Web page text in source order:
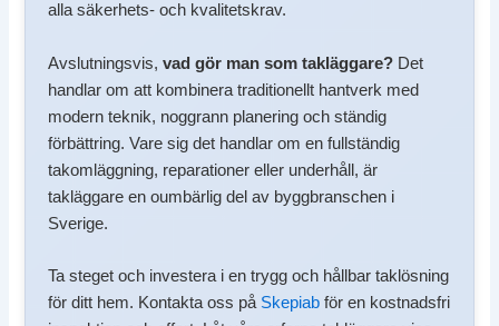
alla säkerhets- och kvalitetskrav.
Avslutningsvis,vad gör man som takläggare? Det
handlar om att kombinera traditionellt hantverk med
modern teknik, noggrann planering och ständig
förbättring. Vare sig det handlar om en fullständig
takomläggning, reparationer eller underhåll, är
takläggare en oumbärlig del av byggbranschen i
Sverige.
Ta steget och investera i en trygg och hållbar taklösning
för ditt hem. Kontakta oss på Skepiab för en kostnadsfri